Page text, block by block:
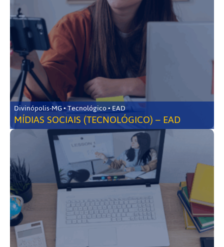
Divinópolis-MG • Tecnológico • EAD
MÍDIAS SOCIAIS (TECNOLÓGICO) – EAD